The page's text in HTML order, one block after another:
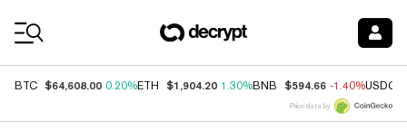
BTC $64,608.00 0.20%ETH $1,904.20 1.30%BNB $594.66 -1.40%USDC
Price data by